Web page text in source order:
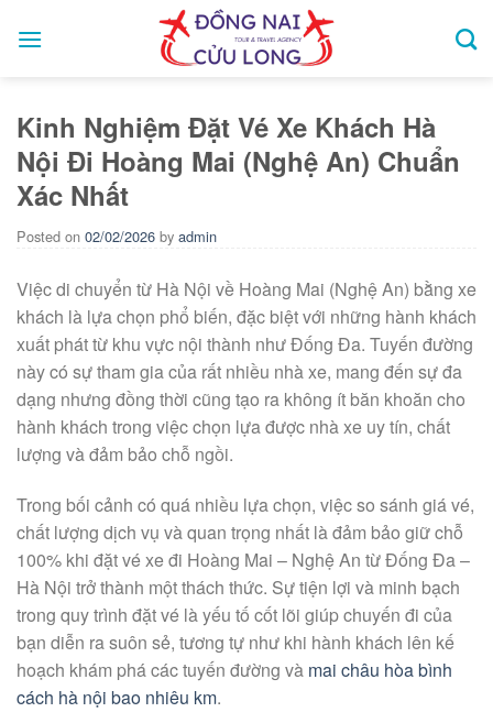
Kinh Nghiệm Đặt Vé Xe Khách Hà
Nội Đi Hoàng Mai (Nghệ An) Chuẩn
Xác Nhất
Posted on 02/02/2026 by admin
Việc di chuyển từ Hà Nội về Hoàng Mai (Nghệ An) bằng xe
khách là lựa chọn phổ biến, đặc biệt với những hành khách
xuất phát từ khu vực nội thành như Đống Đa. Tuyến đường
này có sự tham gia của rất nhiều nhà xe, mang đến sự đa
dạng nhưng đồng thời cũng tạo ra không ít băn khoăn cho
hành khách trong việc chọn lựa được nhà xe uy tín, chất
lượng và đảm bảo chỗ ngồi.
Trong bối cảnh có quá nhiều lựa chọn, việc so sánh giá vé,
chất lượng dịch vụ và quan trọng nhất là đảm bảo giữ chỗ
100% khi đặt vé xe đi Hoàng Mai – Nghệ An từ Đống Đa –
Hà Nội trở thành một thách thức. Sự tiện lợi và minh bạch
trong quy trình đặt vé là yếu tố cốt lõi giúp chuyến đi của
bạn diễn ra suôn sẻ, tương tự như khi hành khách lên kế
hoạch khám phá các tuyến đường và mai châu hòa bình
cách hà nội bao nhiêu km.